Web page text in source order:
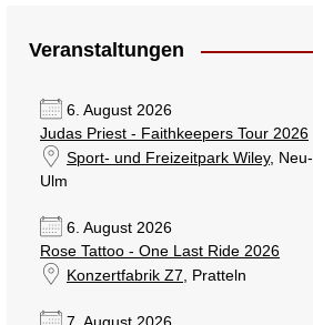
Veranstaltungen
6. August 2026
Judas Priest - Faithkeepers Tour 2026
Sport- und Freizeitpark Wiley, Neu-
Ulm
6. August 2026
Rose Tattoo - One Last Ride 2026
Konzertfabrik Z7, Pratteln